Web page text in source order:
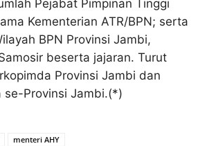
Pejabat Pimpinan Tinggi
Kementerian ATR/BPN; serta
BPN Provinsi Jambi,
beserta jajaran. Turut
Provinsi Jambi dan
se-Provinsi Jambi.(*)
menteri AHY